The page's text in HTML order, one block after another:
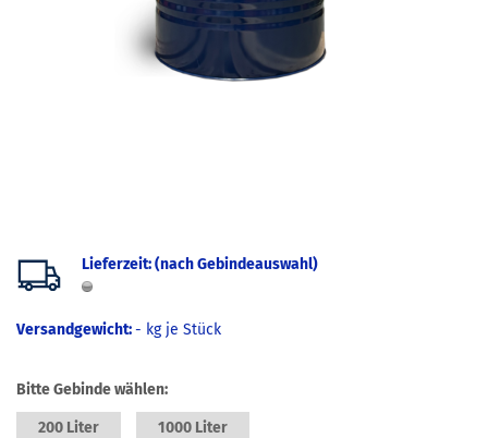
Lieferzeit: (nach Gebindeauswahl)
Versandgewicht:- kg je Stück
Bitte Gebinde wählen:
200 Liter 1000 Liter